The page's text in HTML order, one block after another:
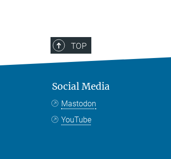
TOP
Social Media
Mastodon
YouTube